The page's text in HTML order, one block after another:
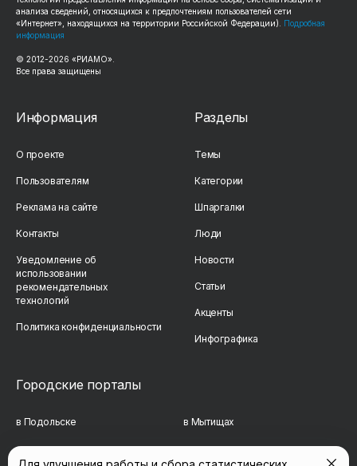
анализа сведений, относящихся к предпочтениям пользователей сети
«Интернет», находящихся на территории Российской Федерации). Подробная
информация
© 2012-2026 «РИАМО».
Все права защищены
Информация
О проекте
Пользователям
Реклама на сайте
Контакты
Уведомление об
использовании
рекомендательных
технологий
Политика конфиденциальности
Разделы
Темы
Категории
Шпаргалки
Люди
Новости
Статьи
Акценты
Инфографика
Городские порталы
в Подольске в Мытищах